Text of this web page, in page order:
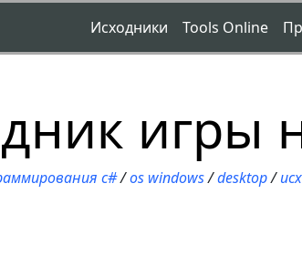
Исходники Tools Online
игры
c#/os windows/desktop/